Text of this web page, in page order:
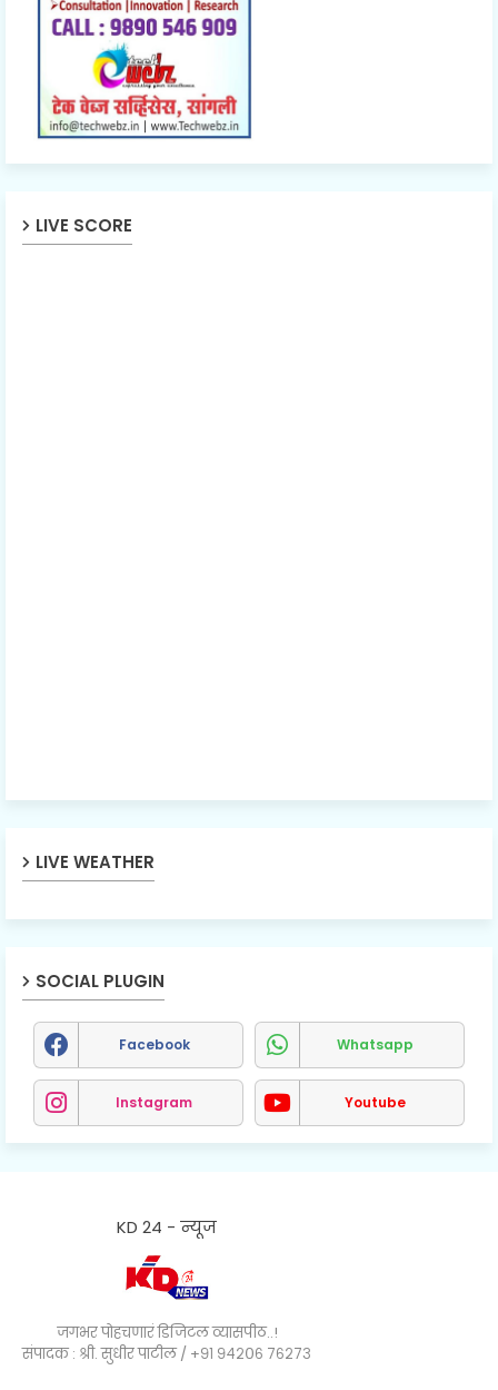
LIVE SCORE
LIVE WEATHER
SOCIAL PLUGIN
Facebook Whatsapp
Instagram Youtube
KD 24 - न्यूज
जगभर पोहचणारं डिजिटल व्यासपीठ..!
संपादक : श्री. सुधीर पाटील / +९१ ९४२०६ ७६२७३